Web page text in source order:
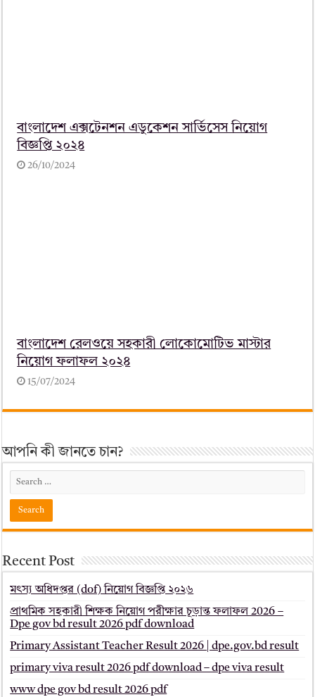
বাংলাদেশ এক্সটেনশন এডুকেশন সার্ভিসেস নিয়োগ
বিজ্ঞপ্তি ২০২৪
26/10/2024
বাংলাদেশ রেলওয়ে সহকারী লোকোমোটিভ মাস্টার
নিয়োগ ফলাফল ২০২৪
15/07/2024
আপনি কী জানতে চান?
Recent Post
মৎস্য অধিদপ্তর (dof) নিয়োগ বিজ্ঞপ্তি ২০২৬
প্রাথমিক সহকারী শিক্ষক নিয়োগ পরীক্ষার চূড়ান্ত ফলাফল 2026 –
Dpe gov bd result 2026 pdf download
Primary Assistant Teacher Result 2026 | dpe.gov.bd result
primary viva result 2026 pdf download – dpe viva result
www dpe gov bd result 2026 pdf